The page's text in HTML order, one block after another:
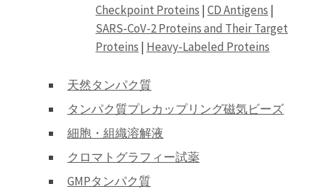
Checkpoint Proteins |CD Antigens |
SARS-CoV-2 Proteins and Their Target
Proteins | Heavy-Labeled Proteins
天然タンパク質
タンパク質プレカップリング磁気ビーズ
細胞・組織溶解液
クロマトグラフィー試薬
GMPタンパク質